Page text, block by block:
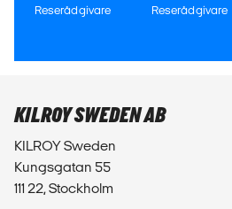
Reserådgivare Reserådgivare
KILROY SWEDEN AB
KILROY Sweden
Kungsgatan 55
111 22, Stockholm